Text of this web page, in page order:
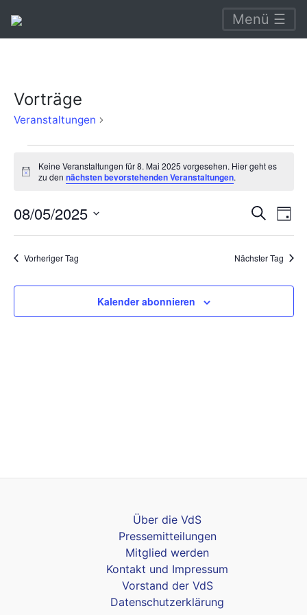
Menü ☰
Vorträge
Veranstaltungen
für
Mai
Hinweis
Keine Veranstaltungen für 8. Mai 2025 vorgesehen. Hier geht es
zu den nächsten bevorstehenden Veranstaltungen.
Suche
und
SucheTag
08/05/2025
Datum
Vorheriger Tag Nächster Tag
Kalender abonnieren
Über die VdS
Pressemitteilungen
Mitglied werden
Kontakt und Impressum
Vorstand der VdS
Datenschutzerklärung